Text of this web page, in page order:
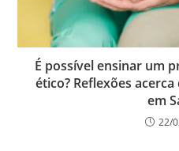
É possível ensinar um
ético? Reflexões
em
22/